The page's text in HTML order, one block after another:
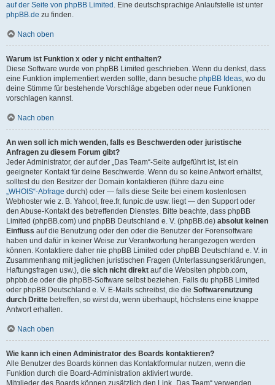
auf der Seite von phpBB Limited . Eine deutschsprachige Anlaufstelle ist unter
phpBB.de zu finden.
Nach oben
Warum ist Funktion x oder y nicht enthalten?
Diese Software wurde von phpBB Limited geschrieben. Wenn du denkst, dass
eine Funktion implementiert werden sollte, dann besuche phpBB Ideas, wo du
deine Stimme für bestehende Vorschläge abgeben oder neue Funktionen
vorschlagen kannst.
Nach oben
An wen soll ich mich wenden, falls es Beschwerden oder juristische
Anfragen zu diesem Forum gibt?
Jeder Administrator, der auf der „Das Team“-Seite aufgeführt ist, ist ein
geeigneter Kontakt für deine Beschwerde. Wenn du so keine Antwort erhältst,
solltest du den Besitzer der Domain kontaktieren (führe dazu eine
„WHOIS“-Abfrage durch) oder — falls diese Seite bei einem kostenlosen
Webhoster wie z. B. Yahoo!, free.fr, funpic.de usw. liegt — den Support oder
den Abuse-Kontakt des betreffenden Dienstes. Bitte beachte, dass phpBB
Limited (phpBB.com) und phpBB Deutschland e. V. (phpBB.de) absolut keinen
Einfluss auf die Benutzung oder den oder die Benutzer der Forensoftware
haben und dafür in keiner Weise zur Verantwortung herangezogen werden
können. Kontaktiere daher nie phpBB Limited oder phpBB Deutschland e. V. in
Zusammenhang mit jeglichen juristischen Fragen (Unterlassungserklärungen,
Haftungsfragen usw.), die sich nicht direkt auf die Websiten phpbb.com,
phpbb.de oder die phpBB-Software selbst beziehen. Falls du phpBB Limited
oder phpBB Deutschland e. V. E-Mails schreibst, die die Softwarenutzung
durch Dritte betreffen, so wirst du, wenn überhaupt, höchstens eine knappe
Antwort erhalten.
Nach oben
Wie kann ich einen Administrator des Boards kontaktieren?
Alle Benutzer des Boards können das Kontaktformular nutzen, wenn die
Funktion durch die Board-Administration aktiviert wurde.
Mitglieder des Boards können zusätzlich den Link „Das Team“ verwenden.